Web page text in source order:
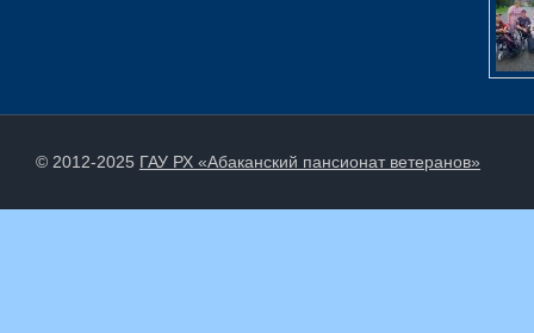
© 2012-2025 ГАУ РХ «Абаканский пансионат ветеранов»